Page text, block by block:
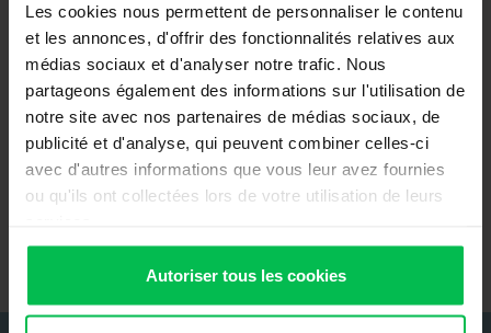
Les cookies nous permettent de personnaliser le contenu
et les annonces, d'offrir des fonctionnalités relatives aux
médias sociaux et d'analyser notre trafic. Nous
partageons également des informations sur l'utilisation de
notre site avec nos partenaires de médias sociaux, de
publicité et d'analyse, qui peuvent combiner celles-ci
avec d'autres informations que vous leur avez fournies
ou qu'ils ont collectées lors de votre utilisation de leurs
Autoriser tous les cookies